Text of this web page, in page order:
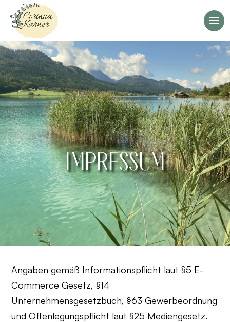
IMPRESSUM
Angaben gemäß Informationspflicht laut §5 E-
Commerce Gesetz, §14
Unternehmensgesetzbuch, §63 Gewerbeordnung
und Offenlegungspflicht laut §25 Mediengesetz.